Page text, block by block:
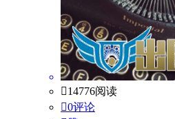
14776阅读
0评论